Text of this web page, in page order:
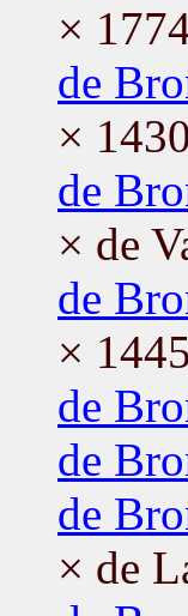
×
de
×
de
× de
de
×
de
de
de
× de